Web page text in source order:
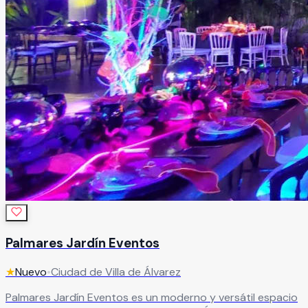
Palmares Jardín Eventos
★Nuevo•Ciudad de Villa de Álvarez
Palmares Jardín Eventos es un moderno y versátil espacio